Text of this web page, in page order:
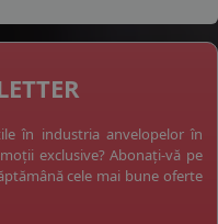
în industria anvelopelor în
exclusive? Abonați-vă pe
cele mai bune oferte